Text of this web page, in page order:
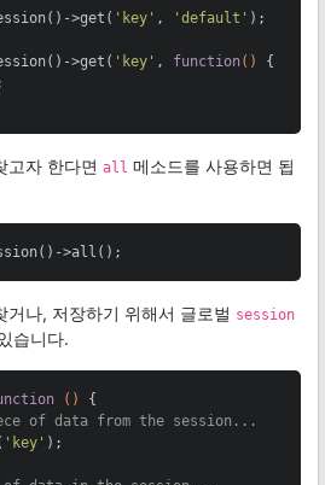
>get( 'key' , 'default' );
>get( 'key' , function ()
{
고자 한다면 all 메소드를 사용하면 됩
>all();
거나, 저장하기 위해서 글로벌 session
습니다.
()
{
of data from the session...
'key' );